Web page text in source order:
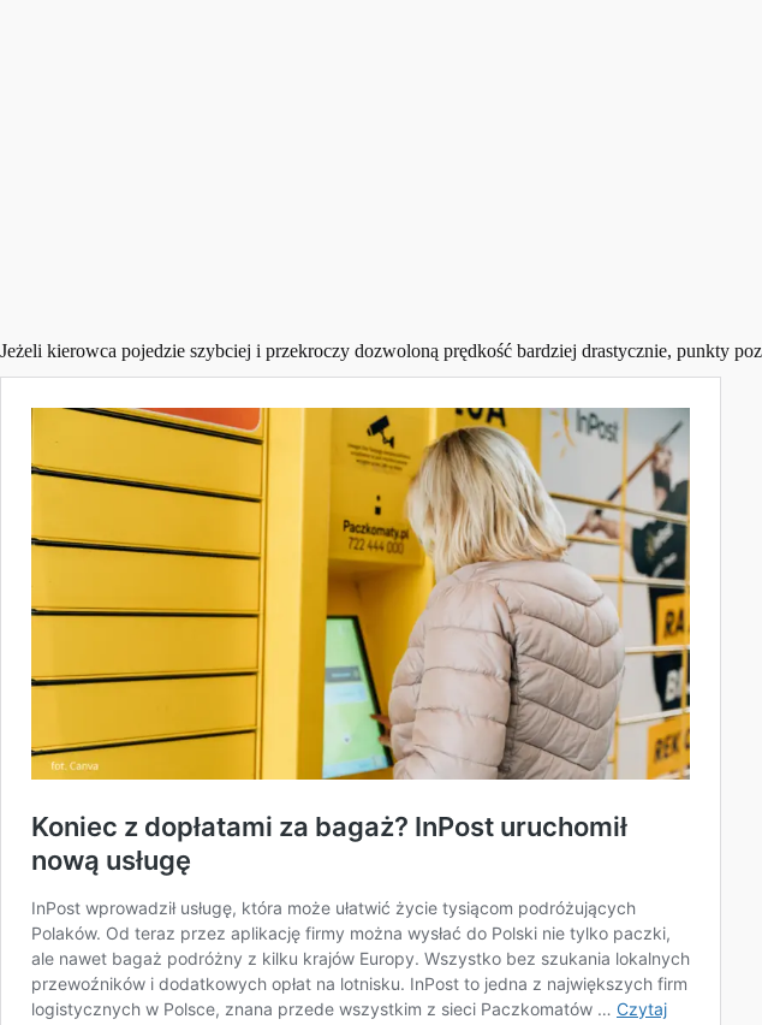
Jeżeli kierowca pojedzie szybciej i przekroczy dozwoloną prędkość bardziej drastycznie, punkty